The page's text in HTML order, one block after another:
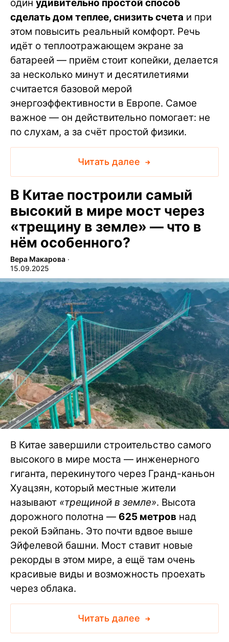
один удивительно простой способ
сделать дом теплее, снизить счета и при
этом повысить реальный комфорт. Речь
идёт о теплоотражающем экране за
батареей — приём стоит копейки, делается
за несколько минут и десятилетиями
считается базовой мерой
энергоэффективности в Европе. Самое
важное — он действительно помогает: не
по слухам, а за счёт простой физики.
Читать далее
В Китае построили самый
высокий в мире мост через
«трещину в земле» — что в
нём особенного?
Вера Макарова ∙
15.09.2025
В Китае завершили строительство самого
высокого в мире моста — инженерного
гиганта, перекинутого через Гранд-каньон
Хуацзян, который местные жители
называют «трещиной в земле». Высота
дорожного полотна — 625 метров над
рекой Бэйпань. Это почти вдвое выше
Эйфелевой башни. Мост ставит новые
рекорды в этом мире, а ещё там очень
красивые виды и возможность проехать
через облака.
Читать далее